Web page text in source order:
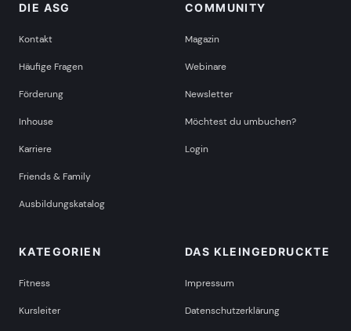
DIE ASG
Kontakt
Häufige Fragen
Förderung
Inhouse
Karriere
Friends & Family
Ausbildungskatalog
COMMUNITY
Magazin
Webinare
Newsletter
Möchtest du umbuchen?
Login
KATEGORIEN
Fitness
Kursleiter
DAS KLEINGEDRUCKTE
Impressum
Datenschutzerklärung